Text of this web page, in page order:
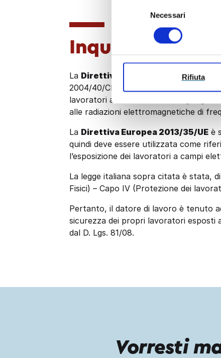
Necessari
Rifiuta
Inquadramento
La Direttiva 2013/35/UE
del 26
2004/40/CE, indica le prescrizioni
lavoratori ai rischi derivanti dagli
alle radiazioni elettromagnetiche di
La Direttiva Europea 2013/35/UE è
quindi deve essere utilizzata come
l’esposizione dei lavoratori a campi
La legge italiana sopra citata è stata,
Fisici) – Capo IV (Protezione dei
Pertanto, il datore di lavoro è tenuto
sicurezza dei propri lavoratori esposti
dal D. Lgs. 81/08.
Vorresti